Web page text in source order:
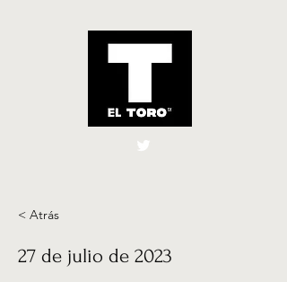
El Toro España
< Atrás
27 de julio de 2023